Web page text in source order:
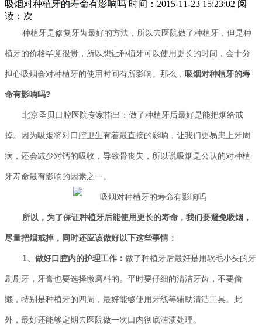
吸烟对种植牙的寿命有影响吗 时间：2015-11-23 15:23:02 阅
读： 次
种植牙是修复牙齿最好的方法，所以去医院做了种植牙，但是种
植牙的价格毕竟很贵，所以想让种植牙可以使用更长的时间，会十分
担心吸烟会对种植牙的使用时间有所影响。那么， 吸烟对种植牙的寿
命有影响吗?
北京圣贝口腔医院专家指出：做了种植牙后最好是能把烟给戒
掉。因为吸烟将对口腔卫生有着最直接的影响，让我们更易患上牙周
病，还会减少对钙的吸收，导致骨丧失，所以说吸烟是公认的对种植
牙寿命最有影响的因素之一。
所以，为了保证种植牙后能使用更长的寿命，我们要避免吸烟，
尽量把烟戒掉，同时还应该做好以下这些事情：
1、做好口腔内的护理工作： 做了种植牙后最好是用软毛小头的牙
刷刷牙，牙膏也要选择微磨料的。平时要仔细的清洁牙齿，不要偷
懒，特别是种植牙的四周，最好能够使用牙线等辅助清洁工具。此
外，最好还能够定期去医院做一次口内彻底洁渍处理。